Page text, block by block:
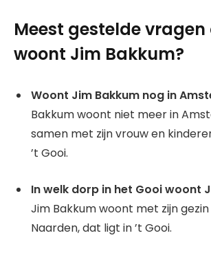
Meest gestelde
woont Jim Bakkum?
Woont Jim Bakkum nog in
Bakkum woont niet meer in
samen met zijn vrouw en
’t Gooi.
In welk dorp in het Gooi woont
Jim Bakkum woont met zijn
Naarden, dat ligt in ’t Gooi.